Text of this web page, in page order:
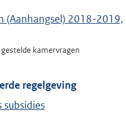
(Aanhangsel) 2018-2019,
kamervragen
regelgeving
subsidies